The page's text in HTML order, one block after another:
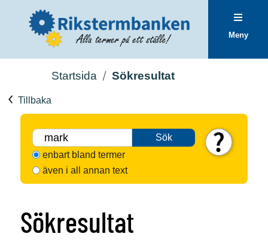
Meny
Startsida Sökresultat
Tillbaka
Sök
enbart bland termer
även i all annan text
Sökresultat